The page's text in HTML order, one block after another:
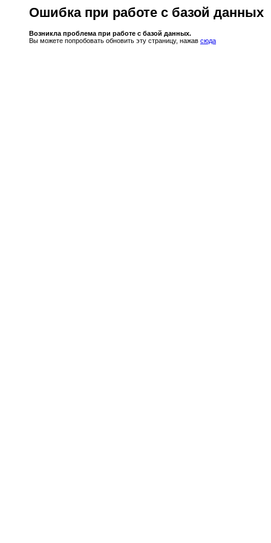
Ошибка при работе с базой данных
Возникла проблема при работе с базой данных.
Вы можете попробовать обновить эту страницу, нажав сюда